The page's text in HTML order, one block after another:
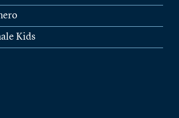
Kids